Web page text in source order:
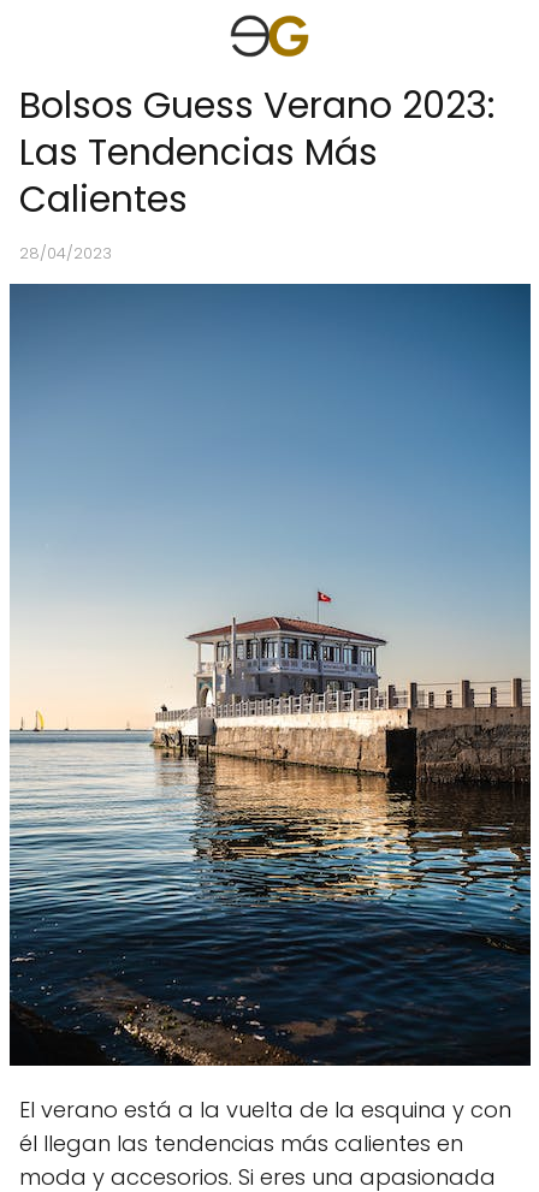
Bolsos Guess Verano 2023:
Las Tendencias Más
Calientes
28/04/2023
El verano está a la vuelta de la esquina y con
él llegan las tendencias más calientes en
moda y accesorios. Si eres una apasionada